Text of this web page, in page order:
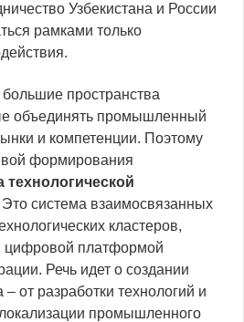
Узбекистана и России
рамками только
пространства
объединять промышленный
и компетенции. Поэтому
формирования
технологической
Это система взаимосвязанных
кластеров,
цифровой платформой
Речь идет о создании
от разработки технологий и
промышленного